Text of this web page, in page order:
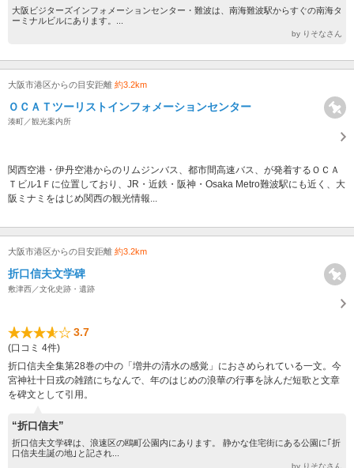
大阪ビジターズインフォメーションセンター・難波は、南海難波駅からすぐの南海タ
ーミナルビルにあります。...
by りそなさん
大阪市港区からの目安距離 約3.2km
ＯＣＡＴツーリストインフォメーションセンター
湊町／観光案内所
関西空港・伊丹空港からのリムジンバス、都市間高速バス、が発着するＯＣＡ
Ｔビル1Ｆに位置しており、JR・近鉄・阪神・Osaka Metro難波駅にも近く、大
阪ミナミをはじめ関西の観光情報...
大阪市港区からの目安距離 約3.2km
折口信夫文学碑
敷津西／文化史跡・遺跡
3.7
(口コミ 4件)
折口信夫全集第28巻の中の「増井の清水の感覚」におさめられている一文。今
宮神社十日戎の雑踏にちなんで、年のはじめの浪華の行事を詠んだ短歌と文章
を碑文として引用。
“折口信夫”
折口信夫文学碑は、浪速区の鴎町公園内にあります。 静かな住宅街にある公園に｢折
口信夫生誕の地｣と記され...
by りそなさん